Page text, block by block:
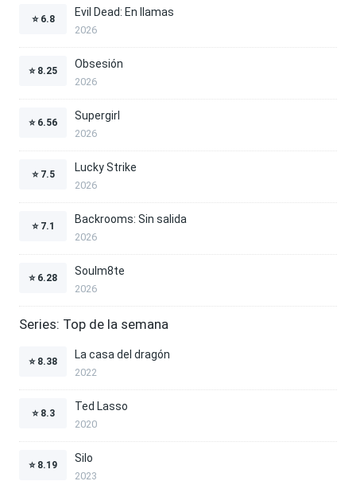
⭐ 6.8
Evil Dead: En llamas
2026
⭐ 8.25
Obsesión
2026
⭐ 6.56
Supergirl
2026
⭐ 7.5
Lucky Strike
2026
⭐ 7.1
Backrooms: Sin salida
2026
⭐ 6.28
Soulm8te
2026
Series: Top de la semana
⭐ 8.38
La casa del dragón
2022
⭐ 8.3
Ted Lasso
2020
⭐ 8.19
Silo
2023